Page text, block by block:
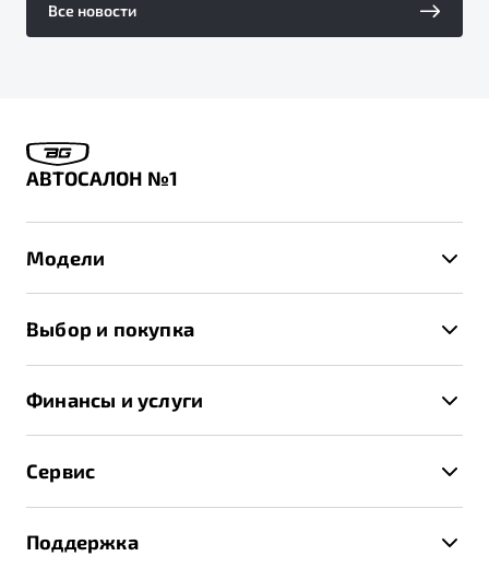
Все новости
АВТОСАЛОН №1
Модели
X70
Выбор и покупка
Записаться на тест-драйв
Получить предложение
Финансы и услуги
Страхование
Сервис
Поддержка